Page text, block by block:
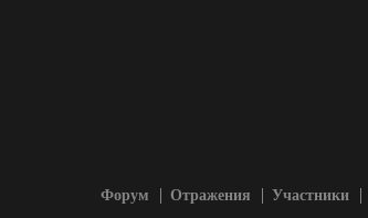
Форум Отражения Участники